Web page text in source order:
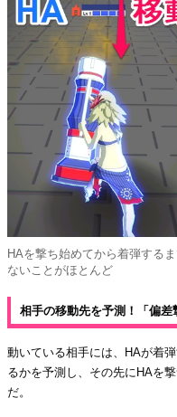
HAを撃ち始めてから着弾する
ないことがほとんど
相手の移動先を予測！「偏差
動いている相手には、HAが着
るかを予測し、その先にHAを
だ。